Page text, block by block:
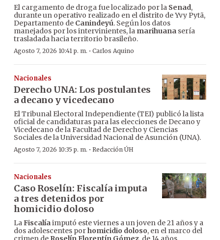
El cargamento de droga fue localizado por la Senad,
durante un operativo realizado en el distrito de Yvy Pytã,
Departamento de Canindeyú. Según los datos
manejados por los intervinientes, la marihuana sería
trasladada hacia territorio brasileño.
Agosto 7, 2026 10:41 p. m. · Carlos Aquino
Nacionales
Derecho UNA: Los postulantes
a decano y vicedecano
El Tribunal Electoral Independiente (TEI) publicó la lista
oficial de candidaturas para las elecciones de Decano y
Vicedecano de la Facultad de Derecho y Ciencias
Sociales de la Universidad Nacional de Asunción (UNA).
Agosto 7, 2026 10:35 p. m. · Redacción ÚH
Nacionales
Caso Roselín: Fiscalía imputa
a tres detenidos por
homicidio doloso
LaFiscalíaimputó este viernes a un joven de 21 años y a
dos adolescentes porhomicidio doloso, en el marco del